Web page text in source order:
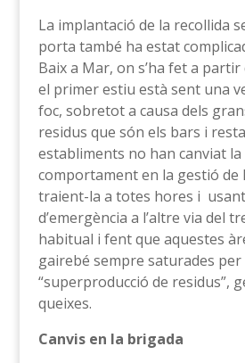
La implantació de la recollida
porta també ha estat
Baix a Mar, on s’ha fet a
el primer estiu està sent una
foc, sobretot a causa dels
residus que són els bars i
establiments no han canviat la
comportament en la gestió de
traient-la a totes hores i
d’emergència a l’altre via del
habitual i fent que aquestes
gairebé sempre saturades per
“superproducció de residus”,
queixes.
Canvis en la brigada